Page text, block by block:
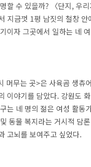
할 수 있을까? 〈단지, 우
지금껏 1평 남짓의 철창 안
이자 그곳에서 일하는 네
머무는 곳>은 사육곰 생츄
이야기를 담았다. 강원도
는 네 명의 젊은 여성 활동
동물 복지라는 거시적 담
고뇌를 보여주고 싶었다.